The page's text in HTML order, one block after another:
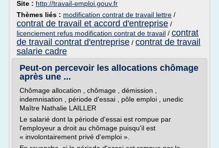
Site : http://travail-emploi.gouv.fr
Thèmes liés : modification contrat de travail lettre /
contrat de travail et accord d'entreprise /
licenciement refus modification contrat de travail / contrat
de travail contrat d'entreprise / contrat de travail
salarie cadre
Peut-on percevoir les allocations chômage
après une ...
Chômage allocation , chômage , démission ,
indemnisation , période d'essai , pôle emploi , unedic
Maître Nathalie LAILLER
Le salarié dont la période d'essai est rompue par
l'employeur a droit au chômage puisqu'il est
« involontairement privé d'emploi ».